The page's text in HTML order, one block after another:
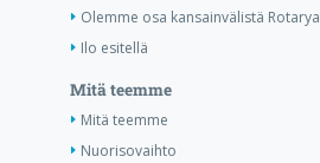
Olemme osa kansainvälistä Rotarya
Ilo esitellä
Mitä teemme
Mitä teemme
Nuorisovaihto